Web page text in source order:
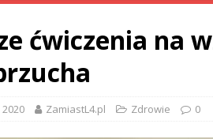
ćwiczenia na
ZamiastL4.pl Zdrowie 0